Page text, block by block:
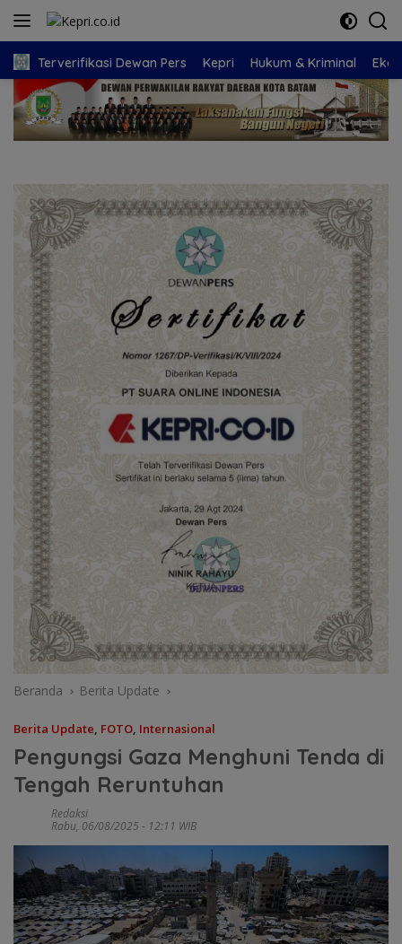
Langsung
Terverifikasi Dewan Pers Kepri Hukum & Kriminal
Beranda Berita Update
Berita Update, FOTO, Internasional
Pengungsi Gaza Menghuni Tenda di
Tengah Reruntuhan
Redaksi
Rabu, 06/08/2025 - 12:11 WIB